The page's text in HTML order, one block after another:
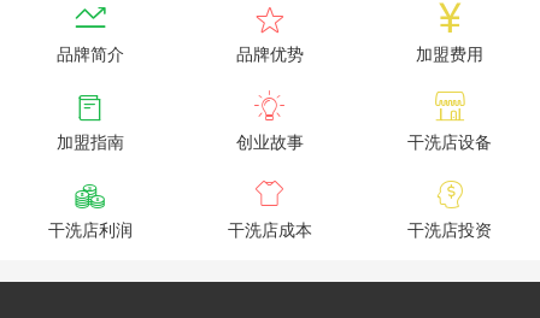

品牌简介

品牌优势

加盟费用

加盟指南

创业故事

干洗店设备

干洗店利润

干洗店成本

干洗店投资